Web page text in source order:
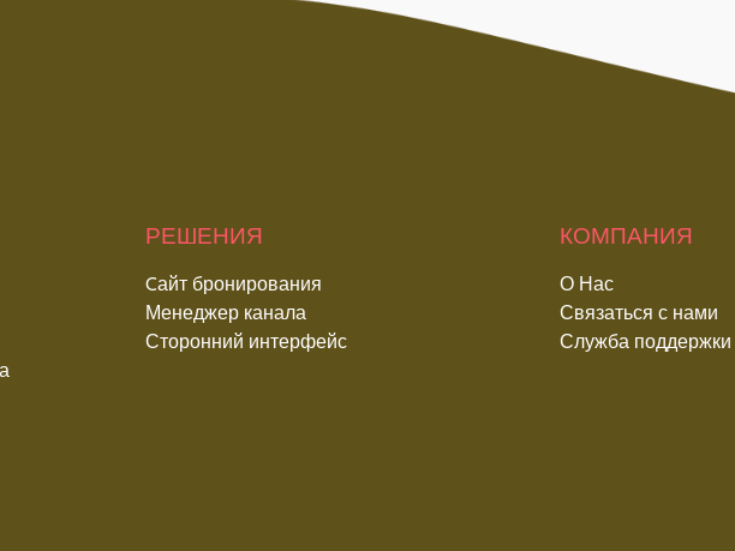
РЕШЕНИЯ
Cайт бронирования
Менеджер канала
Сторонний интерфейс
КОМПАНИЯ
О Нас
Связаться с нами
Служба поддержки